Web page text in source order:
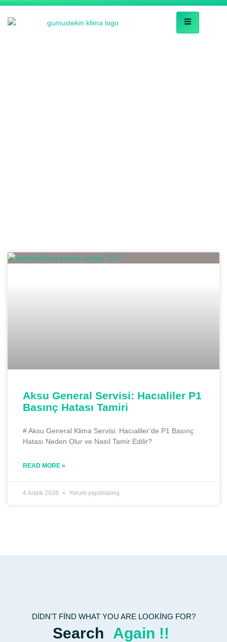
Aksu General Servisi: Hacıaliler P1
Basınç Hatası Tamiri
# Aksu General Klima Servisi: Hacıaliler’de P1 Basınç
Hatası Neden Olur ve Nasıl Tamir Edilir?
READ MORE »
4 Aralık 2026 Yorum yapılmamış
DIDN'T FIND WHAT YOU ARE LOOKING FOR?
Search Again !!